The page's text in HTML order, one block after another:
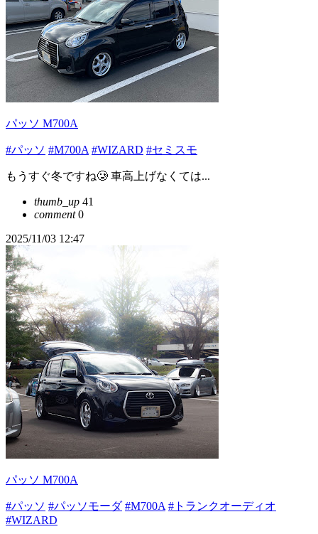
パッソ M700A
#パッソ #M700A #WIZARD #セミスモ
もうすぐ冬ですね🥲 車高上げなくては...
thumb_up 41
comment0
2025/11/03 12:47
パッソ M700A
#パッソ #パッソモーダ #M700A #トランクオーディオ
#WIZARD